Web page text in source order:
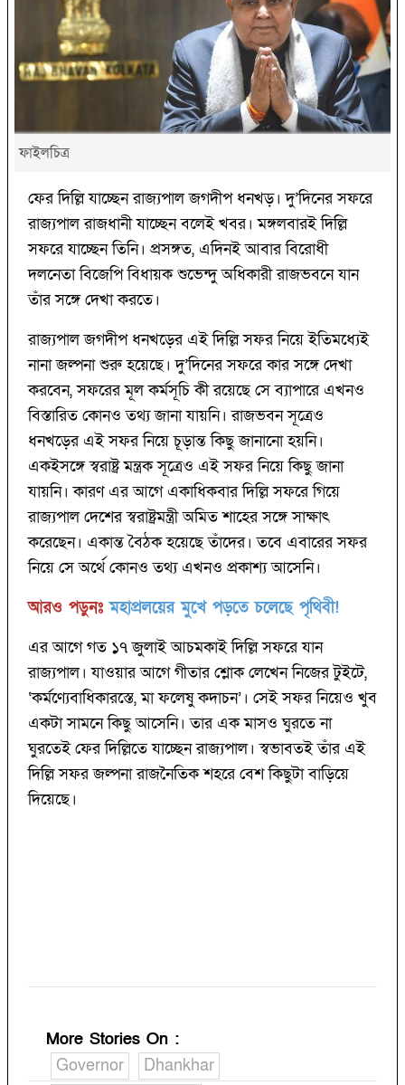
ফাইলচিত্র
ফের দিল্লি যাচ্ছেন রাজ্যপাল জগদীপ ধনখড়। দু’দিনের সফরে
রাজ্যপাল রাজধানী যাচ্ছেন বলেই খবর। মঙ্গলবারই দিল্লি
সফরে যাচ্ছেন তিনি। প্রসঙ্গত, এদিনই আবার বিরোধী
দলনেতা বিজেপি বিধায়ক শুভেন্দু অধিকারী রাজভবনে যান
তাঁর সঙ্গে দেখা করতে।
রাজ্যপাল জগদীপ ধনখড়ের এই দিল্লি সফর নিয়ে ইতিমধ্যেই
নানা জল্পনা শুরু হয়েছে। দু’দিনের সফরে কার সঙ্গে দেখা
করবেন, সফরের মূল কর্মসূচি কী রয়েছে সে ব্যাপারে এখনও
বিস্তারিত কোনও তথ্য জানা যায়নি। রাজভবন সূত্রেও
ধনখড়ের এই সফর নিয়ে চূড়ান্ত কিছু জানানো হয়নি।
একইসঙ্গে স্বরাষ্ট্র মন্ত্রক সূত্রেও এই সফর নিয়ে কিছু জানা
যায়নি। কারণ এর আগে একাধিকবার দিল্লি সফরে গিয়ে
রাজ্যপাল দেশের স্বরাষ্ট্রমন্ত্রী অমিত শাহের সঙ্গে সাক্ষাৎ
করেছেন। একান্ত বৈঠক হয়েছে তাঁদের। তবে এবারের সফর
নিয়ে সে অর্থে কোনও তথ্য এখনও প্রকাশ্য আসেনি।
আরও পড়ুনঃ মহাপ্রলয়ের মুখে পড়তে চলেছে পৃথিবী!
এর আগে গত ১৭ জুলাই আচমকাই দিল্লি সফরে যান
রাজ্যপাল। যাওয়ার আগে গীতার শ্লোক লেখেন নিজের টুইটে,
‘কর্মণ্যেবাধিকারস্তে, মা ফলেষু কদাচন’। সেই সফর নিয়েও খুব
একটা সামনে কিছু আসেনি। তার এক মাসও ঘুরতে না
ঘুরতেই ফের দিল্লিতে যাচ্ছেন রাজ্যপাল। স্বভাবতই তাঁর এই
দিল্লি সফর জল্পনা রাজনৈতিক শহরে বেশ কিছুটা বাড়িয়ে
দিয়েছে।
More Stories On :
Governor
Dhankhar